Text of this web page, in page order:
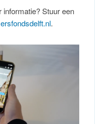
informatie? Stuur een
.